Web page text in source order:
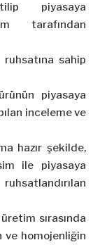
piyasaya
tarafından
sahip
piyasaya
inceleme ve
hazır şekilde,
ile piyasaya
sırasında
homojenliğin